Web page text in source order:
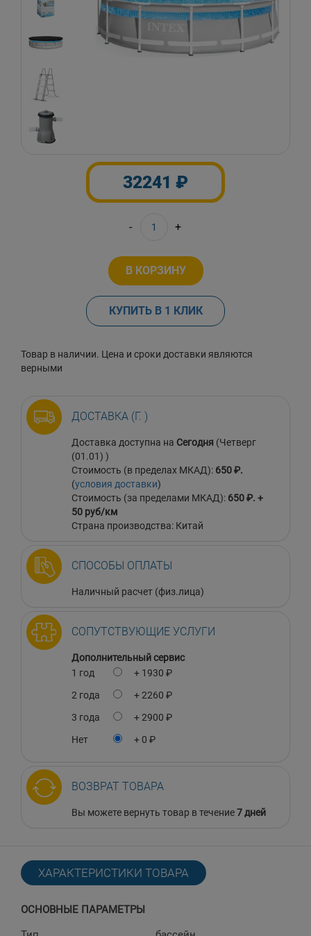
32241 ₽
- +
В КОРЗИНУ
КУПИТЬ В 1 КЛИК
Товар в наличии. Цена и сроки доставки являются
верными
ДОСТАВКА (Г. )
Доставка доступна на Сегодня (Четверг
(01.01) )
Стоимость (в пределах МКАД): 650 ₽.
(условия доставки)
Стоимость (за пределами МКАД): 650 ₽. +
50 руб/км
Страна производства: Китай
СПОСОБЫ ОПЛАТЫ
Наличный расчет (физ.лица)
СОПУТСТВУЮЩИЕ УСЛУГИ
Дополнительный сервис
1 год
+ 1930 ₽
2 года
+ 2260 ₽
3 года
+ 2900 ₽
Нет
+ 0 ₽
ВОЗВРАТ ТОВАРА
Вы можете вернуть товар в течение7 дней
ХАРАКТЕРИСТИКИ ТОВАРА
ОСНОВНЫЕ ПАРАМЕТРЫ